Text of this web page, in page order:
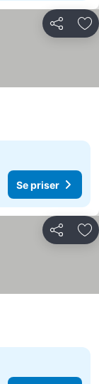
Del
Se priser
Del